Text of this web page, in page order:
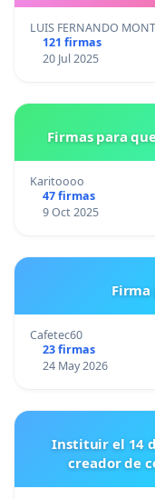
LUIS FERNANDO
121 firmas
20 Jul 2025
Firmas para
Karitoooo
47 firmas
9 Oct 2025
Firma
Cafetec60
23 firmas
24 May 2026
Instituir el 14
creador de